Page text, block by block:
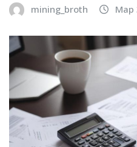
mining_broth Мар